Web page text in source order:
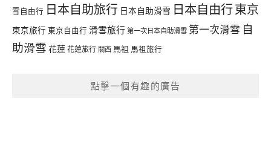
雪自由行 日本自助旅行 日本自助滑雪 日本自由行東京
東京旅行 東京自由行 滑雪旅行 第一次日本自助滑雪 第一次滑雪 自
助滑雪 花蓮花蓮旅行 關西 馬祖 馬祖旅行
點擊一個有趣的廣告